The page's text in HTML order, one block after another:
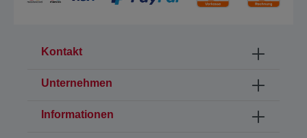
Kontakt
Unternehmen
Informationen